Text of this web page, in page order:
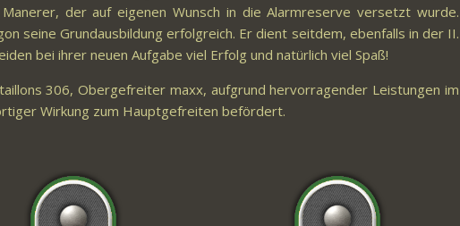
der auf eigenen Wunsch in die Alarmreserve versetzt wurde.
seine Grundausbildung erfolgreich. Er dient seitdem, ebenfalls in der II.
bei ihrer neuen Aufgabe viel Erfolg und natürlich viel Spaß!
306, Obergefreiter maxx, aufgrund hervorragender Leistungen im
Wirkung zum Hauptgefreiten befördert.